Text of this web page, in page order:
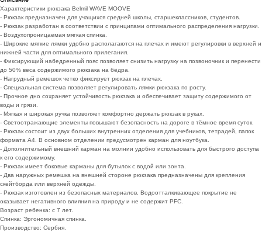
Характеристики рюкзака Belmil WAVE MOOVE
- Рюкзак предназначен для учащихся средней школы, старшеклассников, студентов.
- Рюкзак разработан в соответствии с принципами оптимального распределения нагрузки.
- Воздухопроницаемая мягкая спинка.
- Широкие мягкие лямки удобно располагаются на плечах и имеют регулировки в верхней и
нижней части для оптимального прилегания.
- Фиксирующий набедренный пояс позволяет снизить нагрузку на позвоночник и перенести
до 50% веса содержимого рюкзака на бёдра.
- Нагрудный ремешок четко фиксирует рюкзак на плечах.
- Специальная система позволяет регулировать лямки рюкзака по росту.
- Прочное дно сохраняет устойчивость рюкзака и обеспечивает защиту содержимого от
воды и грязи.
- Мягкая и широкая ручка позволяет комфортно держать рюкзак в руках.
- Светоотражающие элементы повышают безопасность на дороге в тёмное время суток.
- Рюкзак состоит из двух больших внутренних отделения для учебников, тетрадей, папок
формата А4. В основном отделении предусмотрен карман для ноутбука.
- Дополнительный внешний карман на молнии удобно использовать для быстрого доступа
к его содержимому.
- Рюкзак имеет боковые карманы для бутылок с водой или зонта.
- Два наружных ремешка на внешней стороне рюкзака предназначены для крепления
скейтборда или верхней одежды.
- Рюкзак изготовлен из безопасных материалов. Водоотталкивающее покрытие не
оказывает негативного влияния на природу и не содержит PFC.
Возраст ребенка: с 7 лет.
Спинка: Эргономичная спинка.
Производство: Сербия.